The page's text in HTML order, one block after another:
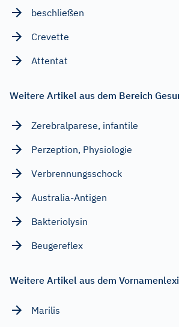
beschließen
Crevette
Attentat
Weitere Artikel aus dem Bereich
Zerebralparese, infantile
Perzeption, Physiologie
Verbrennungsschock
Australia-Antigen
Bakteriolysin
Beugereflex
Weitere Artikel aus dem
Marilis